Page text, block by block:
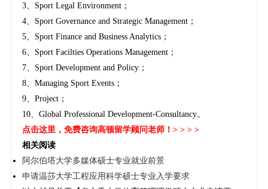
3、Sport Legal Environment；
4、Sport Governance and Strategic Management；
5、Sport Finance and Business Analytics；
6、Sport Facilties Operations Management；
7、Sport Development and Policy；
8、Managing Sport Events；
9、Project；
10、Global Professional Development-Consultancy。
点击这里 ，免费咨询高顿留学顾问老师！> > > >
相关阅读
阿尔伯塔大学多媒体硕士专业就业前景
申请温莎大学工程应用科学硕士专业入学要求